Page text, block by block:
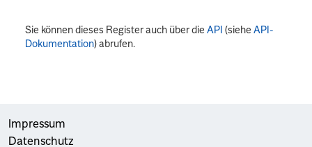
Sie können dieses Register auch über dieAPI (sieheAPI-
Dokumentation) abrufen.
Impressum
Datenschutz